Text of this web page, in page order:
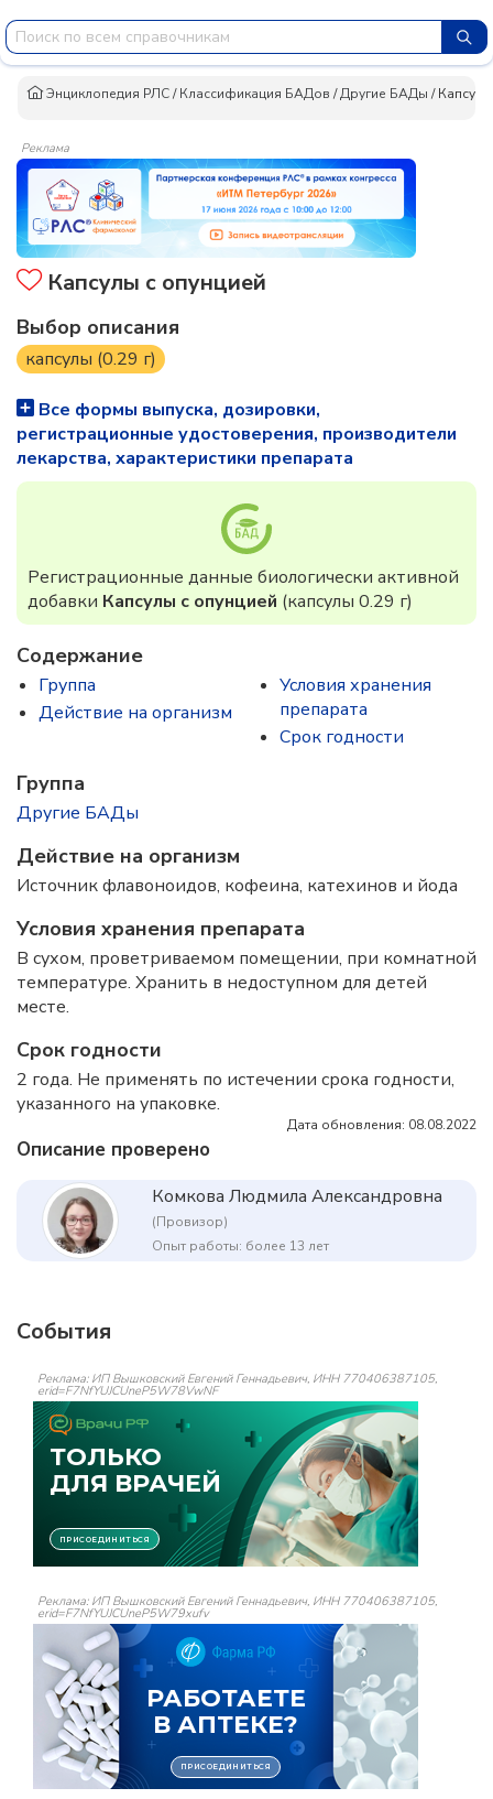
Энциклопедия РЛС/Классификация БАДов /Другие БАДы /
Реклама
Капсулы с опунцией
Выбор описания
капсулы (0.29 г)
Все формы выпуска, дозировки,
регистрационные удостоверения, производители
лекарства, характеристики препарата
Регистрационные данные биологически активной
добавки Капсулы с опунцией (капсулы 0.29 г)
Содержание
Группа
Действие на организм
Условия хранения
препарата
Срок годности
Группа
Другие БАДы
Действие на организм
Источник флавоноидов, кофеина, катехинов и йода
Условия хранения препарата
В сухом, проветриваемом помещении, при комнатной
температуре. Хранить в недоступном для детей
месте.
Срок годности
2 года. Не применять по истечении срока годности,
указанного на упаковке.
Дата обновления: 08.08.2022
Описание проверено
Комкова Людмила Александровна
(Провизор)
Опыт работы: более 13 лет
События
Реклама: ИП Вышковский Евгений Геннадьевич, ИНН 770406387105,
erid=F7NfYUJCUneP5W78VwNF
Реклама: ИП Вышковский Евгений Геннадьевич, ИНН 770406387105,
erid=F7NfYUJCUneP5W79xufv